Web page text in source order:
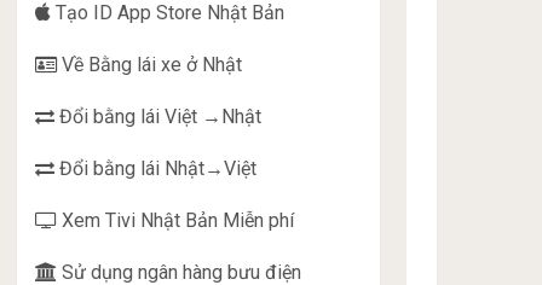
Tạo ID App Store Nhật Bản
Về Bằng lái xe ở Nhật
Đổi bằng lái Việt →Nhật
Đổi bằng lái Nhật→Việt
Xem Tivi Nhật Bản Miễn phí
Sử dụng ngân hàng bưu điện